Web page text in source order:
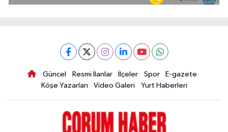
Güncel Resmi İlanlar İlçeler Spor
E-gazete
Köşe Yazarları
Video Galeri Yurt Haberleri